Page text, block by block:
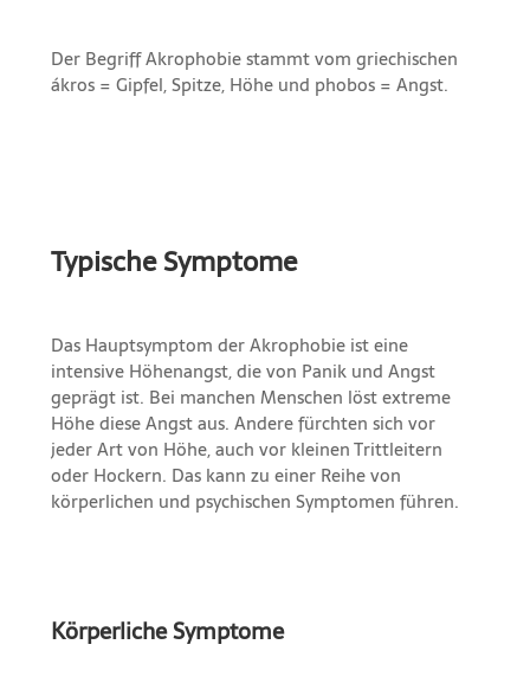
Der Begriff Akrophobie stammt vom griechischen
ákros = Gipfel, Spitze, Höhe und phobos = Angst.
Typische Symptome
Das Hauptsymptom der Akrophobie ist eine
intensive Höhenangst, die von Panik und Angst
geprägt ist. Bei manchen Menschen löst extreme
Höhe diese Angst aus. Andere fürchten sich vor
jeder Art von Höhe, auch vor kleinen Trittleitern
oder Hockern. Das kann zu einer Reihe von
körperlichen und psychischen Symptomen führen.
Körperliche Symptome